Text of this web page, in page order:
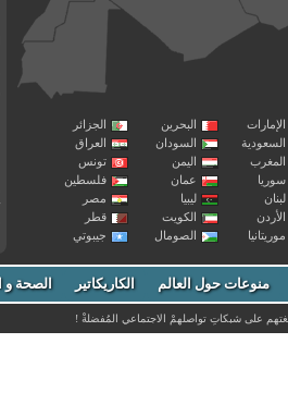
البحرين
الجزائر
السودان
العراق
اليمن
تونس
عمان
فلسطين
ليبيا
مصر
الكويت
قطر
الصومال جيبوتي
منوعات حول العالم الكاريكاتير الصحة و
على شبكاتِ تواصلهمْ الاجتماعي المُفضلةْ !